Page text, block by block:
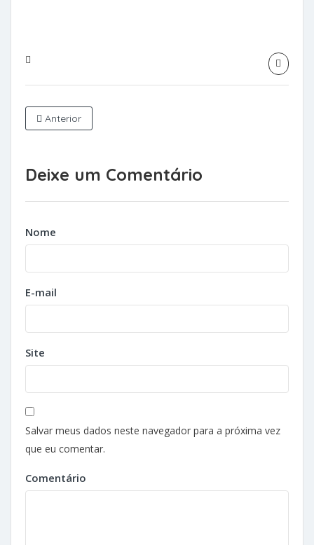
Anterior
Deixe um Comentário
Nome
E-mail
Site
Salvar meus dados neste navegador para a próxima vez
que eu comentar.
Comentário